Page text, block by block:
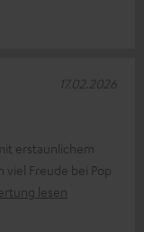
erstaunlichem
viel Freude bei Pop
lesen
17.02.2026